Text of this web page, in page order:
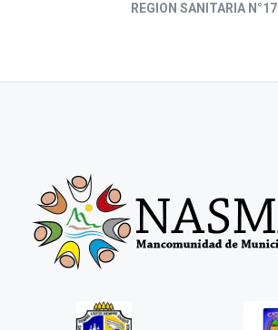
REGION SANITARIA N°17